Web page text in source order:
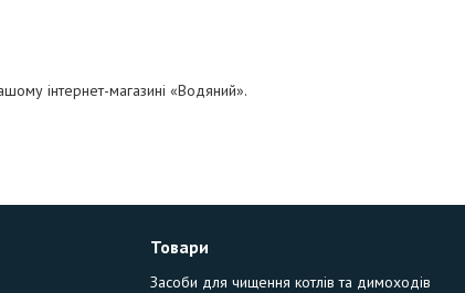
інтернет-магазині «Водяний».
Товари
Засоби для чищення котлів та димоходів